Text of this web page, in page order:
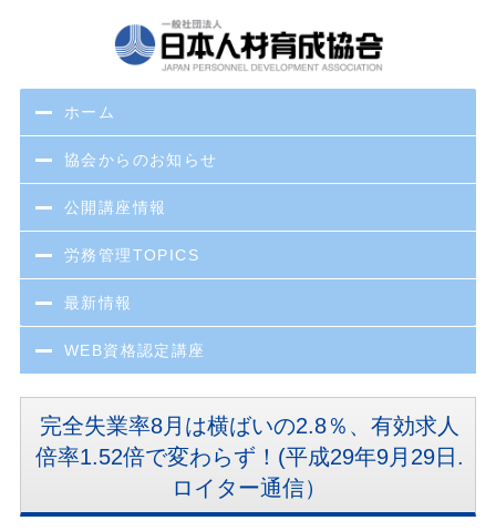
ホーム
協会からのお知らせ
公開講座情報
労務管理TOPICS
最新情報
WEB資格認定講座
完全失業率8月は横ばいの2.8％、有効求人
倍率1.52倍で変わらず！(平成29年9月29日.
ロイター通信）